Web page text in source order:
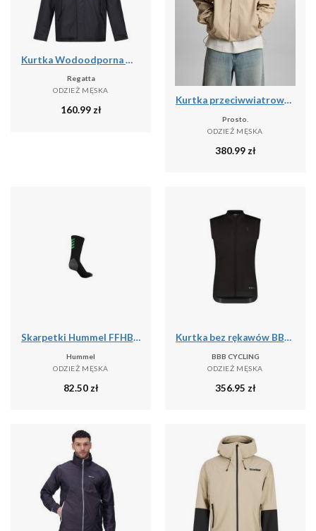
Kurtka Wodoodporna Męska Sterlings IV
Regatta
ODZIEŻ MĘSKA
160.99zł
Kurtka przeciwwiatrowa męska Prosto Splash
Prosto.
ODZIEŻ MĘSKA
380.99 zł
Skarpetki Hummel FFHB Pro
Hummel
ODZIEŻ MĘSKA
82.50 zł
Kurtka bez rękawów BBB Cycling Triguard
BBB CYCLING
ODZIEŻ MĘSKA
356.95 zł